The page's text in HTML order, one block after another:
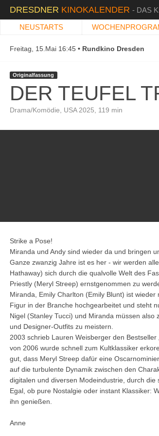
DRESDNER KINOKALENDER - DAS
NEUSTARTS
Freitag, 15.Mai 16:45 Rundkino Dresden
Originalfassung
DER TEUFEL
Drama/Komödie, USA 2025, 119 min
Strike a Pose!
Miranda und Andy sind wieder da und bringen
Ganze zwanzig Jahre ist es her - wir werden
Hathaway) sich durch die qualvolle Welt des
Priestly (Meryl Streep) ernstgenommen zu
Miranda, Emily Charlton (Emily Blunt) ist
Figur in der Branche hochgearbeitet und steht
Nigel (Stanley Tucci) und Miranda müssen
und Designer-Outfits zu meistern.
2003 schrieb Lauren Weisberger den
von 2006 wurde schnell zum Kultklassiker
gut, dass Meryl Streep dafür eine
auf die turbulente Dynamik zwischen den
digitalen und diversen Modeindustrie, durch
Egal, ob pure Nostalgie oder instant Klassiker:
ihn genießen.
Anne